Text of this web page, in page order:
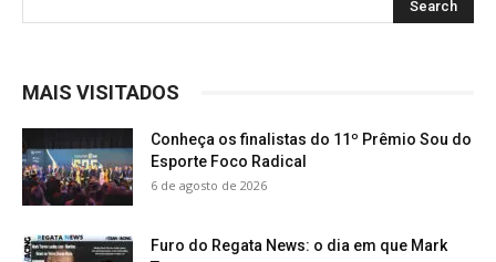
MAIS VISITADOS
Conheça os finalistas do 11º Prêmio Sou do
Esporte Foco Radical
6 de agosto de 2026
Furo do Regata News: o dia em que Mark